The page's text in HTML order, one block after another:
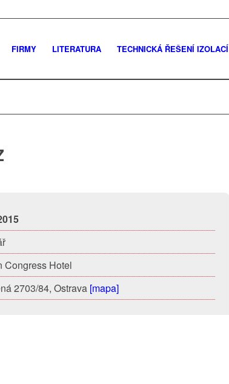
FIRMY LITERATURA TECHNICKÁ ŘEŠENÍ IZOLACÍ
Congress Hotel
2703/84, Ostrava [mapa]